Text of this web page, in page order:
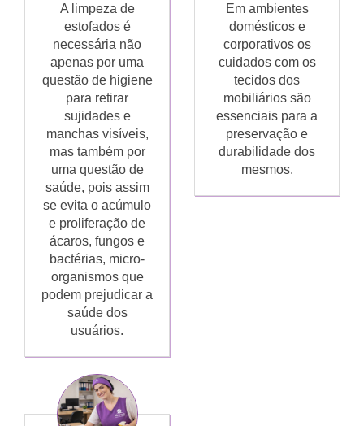
A limpeza de
estofados é
necessária não
apenas por uma
questão de higiene
para retirar
sujidades e
manchas visíveis,
mas também por
uma questão de
saúde, pois assim
se evita o acúmulo
e proliferação de
ácaros, fungos e
bactérias, micro-
organismos que
podem prejudicar a
saúde dos
usuários.
Em ambientes
domésticos e
corporativos os
cuidados com os
tecidos dos
mobiliários são
essenciais para a
preservação e
durabilidade dos
mesmos.